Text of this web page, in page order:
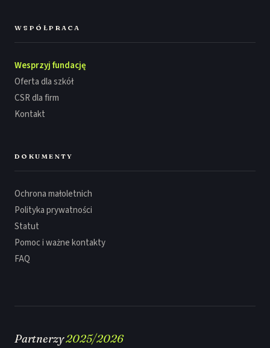
WSPÓŁPRACA
Wesprzyj fundację
Oferta dla szkół
CSR dla firm
Kontakt
DOKUMENTY
Ochrona małoletnich
Polityka prywatności
Statut
Pomoc i ważne kontakty
FAQ
Partnerzy2025/2026